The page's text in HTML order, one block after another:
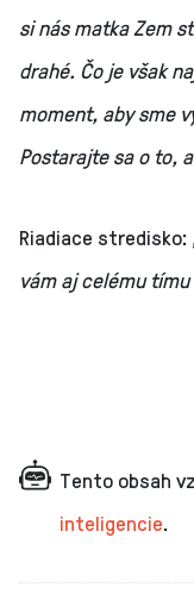
si nás matka Zem
drahé. Čo je však
moment, aby sme
Postarajte sa o to,
Riadiace stredisko:
vám aj celému tímu
Tento obsah
inteligencie.